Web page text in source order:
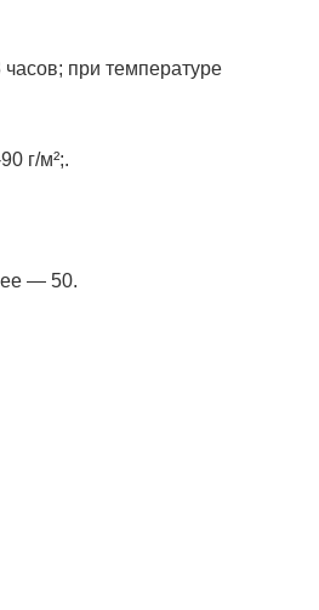
при температуре
г/м²;.
— 50.